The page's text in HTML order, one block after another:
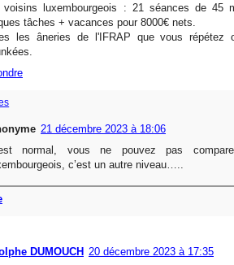
voisins luxembourgeois : 21 séances de 45
tâches + vacances pour 8000€ nets.
les âneries de l'IFRAP que vous répétez
21 décembre 2023 à 18:06
normal, vous ne pouvez pas
c’est un autre niveau…..
DUMOUCH 20 décembre 2023 à 17:35